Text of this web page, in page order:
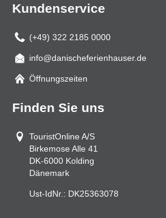
Kundenservice
(+49) 322 2185 0000
Mail
info@danischeferienhauser.de
Öffnungszeiten
Finden Sie uns
TouristOnline A/S
Birkemose Alle 41
DK-6000 Kolding
Dänemark
Ust-IdNr.: DK25363078